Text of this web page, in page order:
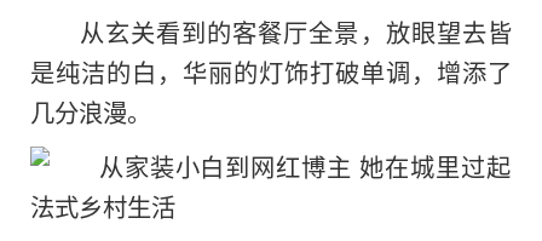
从玄关看到的客餐厅全景，放眼望去皆
是纯洁的白，华丽的灯饰打破单调，增添了
几分浪漫。